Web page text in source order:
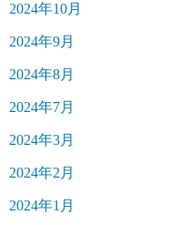
2024年10月
2024年9月
2024年8月
2024年7月
2024年3月
2024年2月
2024年1月